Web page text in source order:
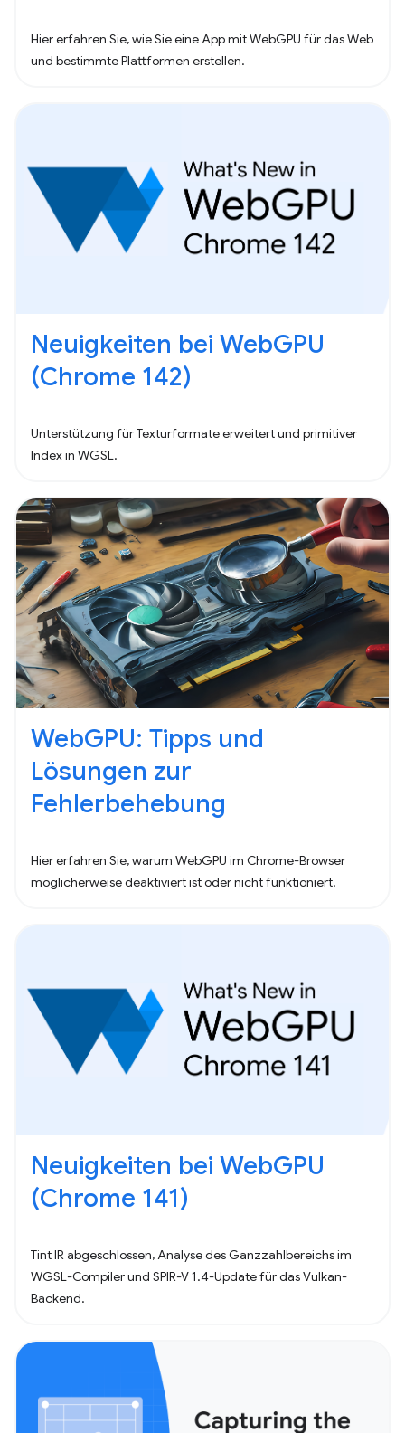
Hier erfahren Sie, wie Sie eine App mit WebGPU für das Web
und bestimmte Plattformen erstellen.
Neuigkeiten bei WebGPU
(Chrome 142)
Unterstützung für Texturformate erweitert und primitiver
Index in WGSL.
WebGPU: Tipps und
Lösungen zur
Fehlerbehebung
Hier erfahren Sie, warum WebGPU im Chrome-Browser
möglicherweise deaktiviert ist oder nicht funktioniert.
Neuigkeiten bei WebGPU
(Chrome 141)
Tint IR abgeschlossen, Analyse des Ganzzahlbereichs im
WGSL-Compiler und SPIR-V 1.4-Update für das Vulkan-
Backend.